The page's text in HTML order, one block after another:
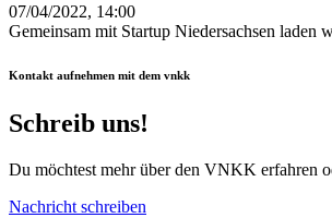
07/04/2022, 14:00
Gemeinsam mit Startup Niedersachsen laden
Kontakt aufnehmen mit dem vnkk
Schreib uns!
Du möchtest mehr über den VNKK erfahren
Nachricht schreiben